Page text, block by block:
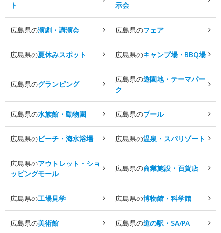
ト
示会
広島県の演劇・講演会 広島県のフェア
広島県の夏休みスポット 広島県のキャンプ場・BBQ場
広島県のグランピング
広島県の遊園地・テーマパー
ク
広島県の水族館・動物園 広島県のプール
広島県のビーチ・海水浴場 広島県の温泉・スパリゾート
広島県のアウトレット・ショ
ッピングモール
広島県の商業施設・百貨店
広島県の工場見学 広島県の博物館・科学館
広島県の美術館 広島県の道の駅・SA/PA